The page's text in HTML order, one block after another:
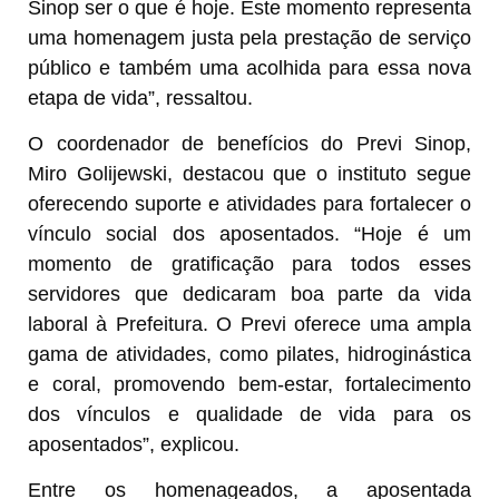
Sinop ser o que é hoje. Este momento representa
uma homenagem justa pela prestação de serviço
público e também uma acolhida para essa nova
etapa de vida”, ressaltou.
O coordenador de benefícios do Previ Sinop,
Miro Golijewski, destacou que o instituto segue
oferecendo suporte e atividades para fortalecer o
vínculo social dos aposentados. “Hoje é um
momento de gratificação para todos esses
servidores que dedicaram boa parte da vida
laboral à Prefeitura. O Previ oferece uma ampla
gama de atividades, como pilates, hidroginástica
e coral, promovendo bem-estar, fortalecimento
dos vínculos e qualidade de vida para os
aposentados”, explicou.
Entre os homenageados, a aposentada